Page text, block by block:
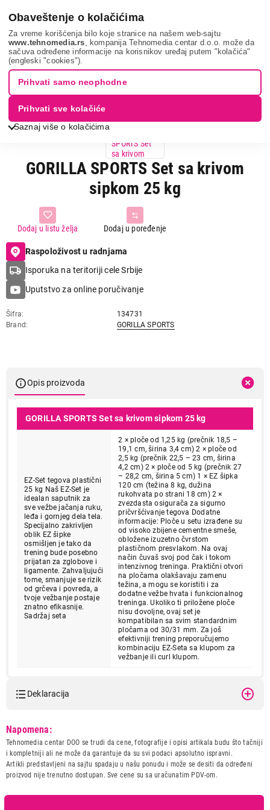
Obaveštenje o kolačićima
Za vreme korišćenja bilo koje stranice na našem web-sajtu
www.tehnomedia.rs , kompanija Tehnomedia centar d.o.o. može da
sačuva određene informacije na korisnikov uređaj putem "kolačića"
(engleski "cookies").
Saznaj više o kolačićima
Prihvati samo neophodne
Prihvati sve kolačiće
Gorilla sports ...
GORILLA SPORTS Set sa krivom
sipkom 25 kg
Dodaj u poređenje
Dodaj u listu želja
Raspoloživost u radnjama
Isporuka na teritoriji cele Srbije
Uputstvo za online poručivanje
Šifra
134731
Brand
GORILLA SPORTS
Opis proizvoda
GORILLA SPORTS Set sa krivom sipkom 25 kg
EZ-Set tegova plastični
25 kg Naš EZ-Set je
idealan saputnik za
sve vežbe jačanja ruku,
leđa i gornjeg dela tela.
Specijalno zakrivljen
oblik EZ šipke
osmišljen je tako da
trening bude posebno
prijatan za zglobove i
ligamente. Zahvaljujući
tome, smanjuje se rizik
od grčeva i povreda, a
tvoje vežbanje postaje
znatno efikasnije.
Sadržaj seta
2 × ploče od 1,25 kg (prečnik 18,5 –
19,1 cm, širina 3,4 cm) 2 × ploče od
2,5 kg (prečnik 22,5 – 23 cm, širina
4,2 cm) 2 × ploče od 5 kg (prečnik 27
– 28,2 cm, širina 5 cm) 1 × EZ šipka
120 cm (težina 8 kg, dužina
rukohvata po strani 18 cm) 2 ×
zvezdasta osigurača za sigurno
pričvršćivanje tegova Dodatne
informacije: Ploče u setu izrađene su
od visoko zbijene cementne smeše,
obložene izuzetno čvrstom
plastičnom presvlakom. Na ovaj
način čuvaš svoj pod čak i tokom
intenzivnog treninga. Praktični otvori
na pločama olakšavaju zamenu
težina, a mogu se koristiti i za
dodatne vežbe hvata i funkcionalnog
treninga. Ukoliko ti priložene ploče
nisu dovoljne, ovaj set je
kompatibilan sa svim standardnim
pločama od 30/31 mm. Za još
efektivniji trening preporučujemo
kombinaciju EZ-Seta sa klupom za
vežbanje ili curl klupom.
Deklaracija
Naziv i vrsta robe:
FITNES OPREMA
Uvoznik:
Gorilla Sports DOO
Zemlja porekla:
Kina
Prava potrošača:
Zagarantovana sva prava
Napomena:
Tehnomedia centar DOO se trudi da cene, fotografije i opisi artikala budu što tačniji
i kompletniji ali ne može da garantuje da su svi podaci apsolutno ispravni.
Artikli predstavljeni na sajtu spadaju u našu ponudu i može se desiti da određeni
proizvod nije trenutno dostupan. Sve cene su sa uračunatim PDV-om.